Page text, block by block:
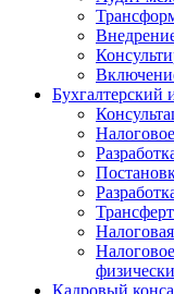
Бухгалтерский
Кадровый